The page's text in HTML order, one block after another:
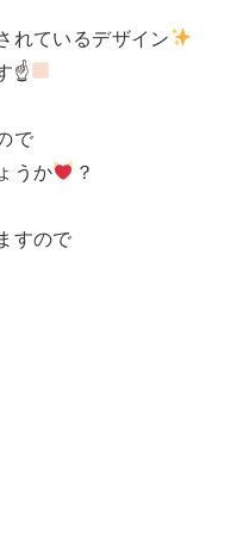
れているデザイン
☝
で
うか
？
すので